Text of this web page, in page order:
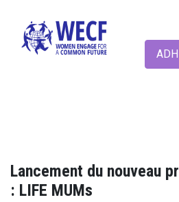
Lancement du nouveau
: LIFE MUMs